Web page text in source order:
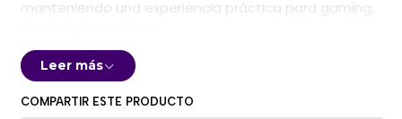
manteniendo una experiencia práctica para gaming,
Equipado con switches magnéticos
Trigger, punto de actuación configurable y polling
rate de hasta8000 Hz, el WIN60 HE ofrece una
Leer más
COMPARTIR ESTE PRODUCTO